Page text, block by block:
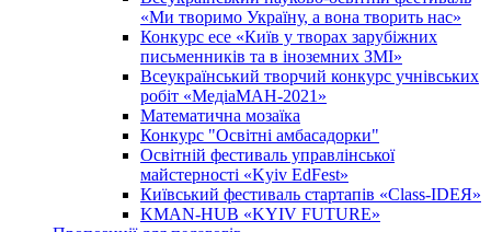
«Ми творимо Україну, а вона творить нас»
Конкурс есе «Київ у творах зарубіжних
письменників та в іноземних ЗМІ»
Всеукраїнський творчий конкурс учнівських
робіт «МедіаМАН-2021»
Математична мозаїка
Конкурс "Освітні амбасадорки"
Освітній фестиваль управлінської
майстерності «Kyiv EdFest»
Київський фестиваль стартапів «Class-IDEЯ»
KMAN-HUB «KYIV FUTURE»